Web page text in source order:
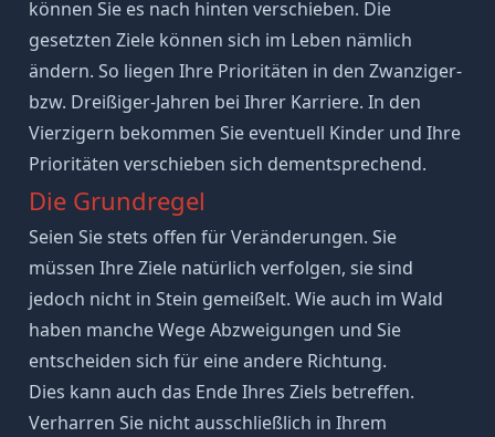
können Sie es nach hinten verschieben. Die
gesetzten Ziele können sich im Leben nämlich
ändern. So liegen Ihre Prioritäten in den Zwanziger-
bzw. Dreißiger-Jahren bei Ihrer Karriere. In den
Vierzigern bekommen Sie eventuell Kinder und Ihre
Prioritäten verschieben sich dementsprechend.
Die Grundregel
Seien Sie stets offen für Veränderungen. Sie
müssen Ihre Ziele natürlich verfolgen, sie sind
jedoch nicht in Stein gemeißelt. Wie auch im Wald
haben manche Wege Abzweigungen und Sie
entscheiden sich für eine andere Richtung.
Dies kann auch das Ende Ihres Ziels betreffen.
Verharren Sie nicht ausschließlich in Ihrem